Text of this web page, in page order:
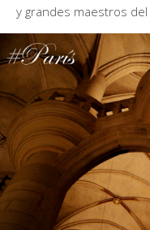
y grandes maestros del